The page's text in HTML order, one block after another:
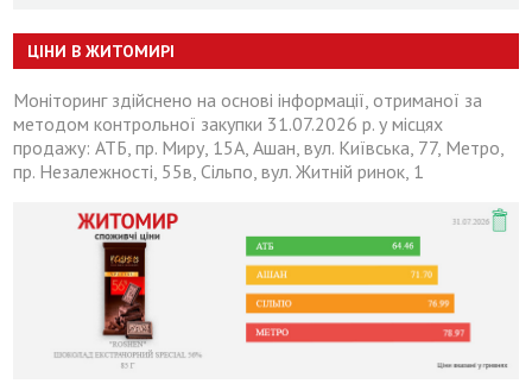
ЦІНИ В ЖИТОМИРІ
Моніторинг здійснено на основі інформації, отриманої за
методом контрольної закупки 31.07.2026 р. у місцях
продажу: АТБ, пр. Миру, 15А, Ашан, вул. Київська, 77, Метро,
пр. Незалежності, 55в, Сільпо, вул. Житній ринок, 1